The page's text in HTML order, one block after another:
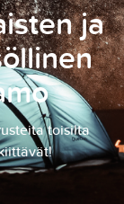
ja
toisilta